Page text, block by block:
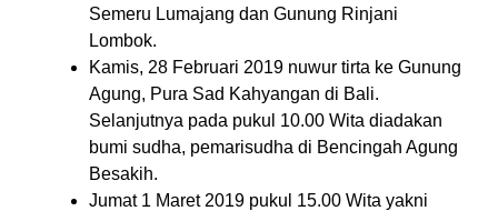
Semeru Lumajang dan Gunung Rinjani
Lombok.
Kamis, 28 Februari 2019 nuwur tirta ke Gunung
Agung, Pura Sad Kahyangan di Bali.
Selanjutnya pada pukul 10.00 Wita diadakan
bumi sudha, pemarisudha di Bencingah Agung
Besakih.
Jumat 1 Maret 2019 pukul 15.00 Wita yakni